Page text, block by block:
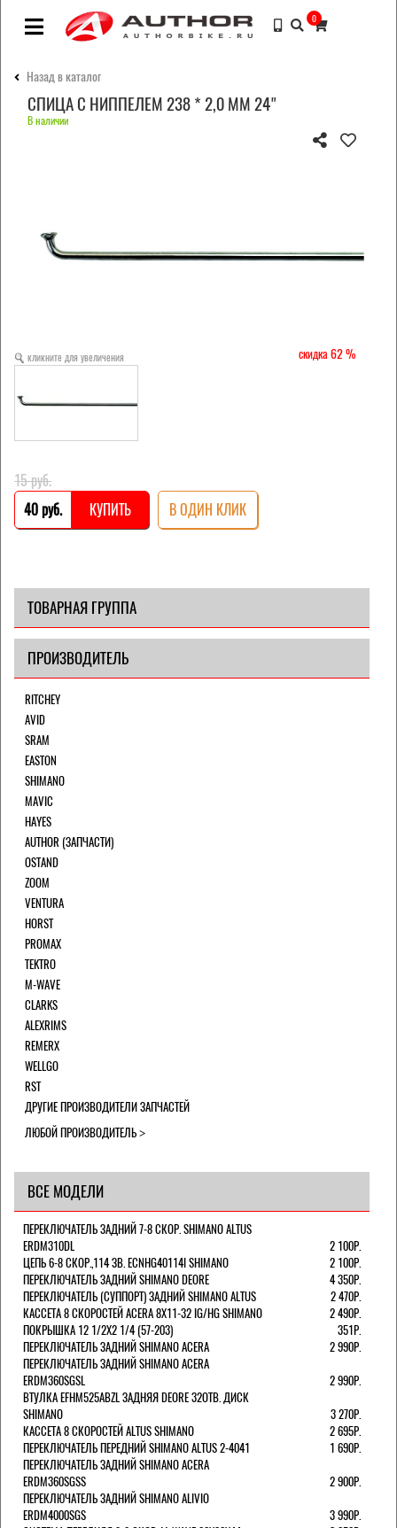
0
Назад в каталог
СПИЦА С НИППЕЛЕМ 238 * 2,0 ММ 24"
В наличии
62
кликните для увеличения
15 pуб.
40 pуб.
КУПИТЬ В ОДИН КЛИК
ТОВАРНАЯ ГРУППА
ПРОИЗВОДИТЕЛЬ
RITCHEY
AVID
SRAM
EASTON
SHIMANO
MAVIC
HAYES
AUTHOR (ЗАПЧАСТИ)
OSTAND
ZOOM
VENTURA
HORST
PROMAX
TEKTRO
M-WAVE
CLARKS
ALEXRIMS
REMERX
WELLGO
RST
ДРУГИЕ ПРОИЗВОДИТЕЛИ ЗАПЧАСТЕЙ
ЛЮБОЙ ПРОИЗВОДИТЕЛЬ
ВСЕ МОДЕЛИ
ПЕРЕКЛЮЧАТЕЛЬ ЗАДНИЙ 7-8 СКОР. SHIMANO ALTUS
ERDM310DL
2 100Р.
ЦЕПЬ 6-8 СКОР.,114 ЗВ. ECNHG40114I SHIMANO
2 100Р.
ПЕРЕКЛЮЧАТЕЛЬ ЗАДНИЙ SHIMANO DEORE
4 350Р.
ПЕРЕКЛЮЧАТЕЛЬ (СУППОРТ) ЗАДНИЙ SHIMANO ALTUS
2 470Р.
КАССЕТА 8 СКОРОСТЕЙ ACERA 8Х11-32 IG/HG SHIMANO
2 490Р.
ПОКРЫШКА 12 1/2X2 1/4 (57-203)
351Р.
ПЕРЕКЛЮЧАТЕЛЬ ЗАДНИЙ SHIMANO ACERA
2 990Р.
ПЕРЕКЛЮЧАТЕЛЬ ЗАДНИЙ SHIMANO ACERA
ERDM360SGSL
2 990Р.
ВТУЛКА EFHM525ABZL ЗАДНЯЯ DEORE 32ОТВ. ДИСК
SHIMANO
3 270Р.
КАССЕТА 8 СКОРОСТЕЙ ALTUS SHIMANO
2 695Р.
ПЕРЕКЛЮЧАТЕЛЬ ПЕРЕДНИЙ SHIMANO ALTUS 2-4041
1 690Р.
ПЕРЕКЛЮЧАТЕЛЬ ЗАДНИЙ SHIMANO ACERA
ERDM360SGSS
2 900Р.
ПЕРЕКЛЮЧАТЕЛЬ ЗАДНИЙ SHIMANO ALIVIO
ERDM4000SGS
3 990Р.